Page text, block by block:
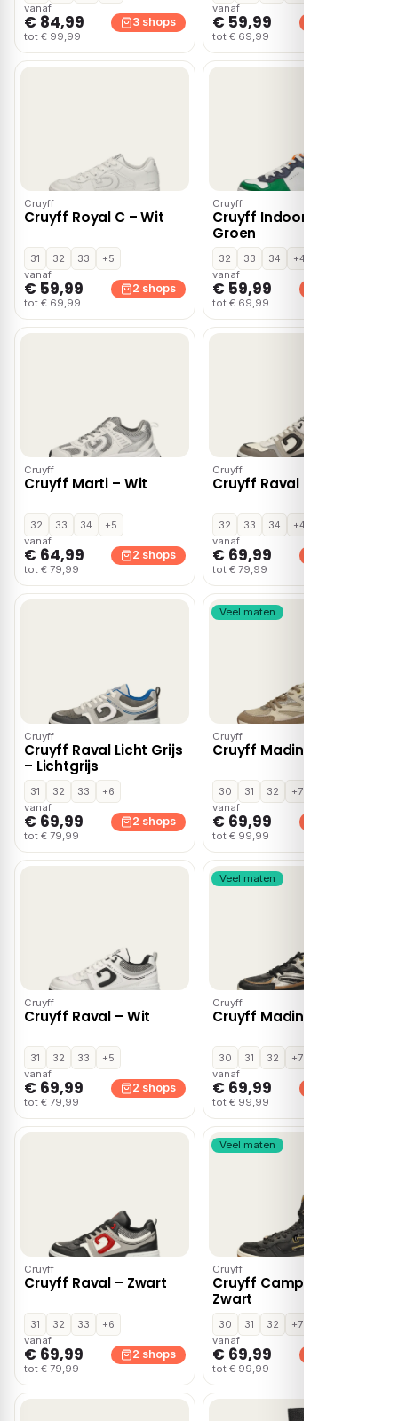
vanaf
€ 84,99
tot € 99,99
3 shops
vanaf
€ 59,99
tot € 69,99
Cruyff
Cruyff Royal C – Wit
31 32 33
+5
vanaf
€ 59,99
tot € 69,99
2 shops
Cruyff
Cruyff Indoor Royale –
Groen
32 33 34
+4
vanaf
€ 59,99
tot € 69,99
Cruyff
Cruyff Marti – Wit
32 33 34
+5
vanaf
€ 64,99
tot € 79,99
2 shops
Cruyff
Cruyff Raval – Wit
32 33 34
+4
vanaf
€ 69,99
tot € 79,99
Cruyff
Cruyff Raval Licht Grijs
– Lichtgrijs
31 32 33
+6
vanaf
€ 69,99
tot € 79,99
2 shops
Veel maten
Cruyff
Cruyff Madina – Beige
30 31 32
+7
vanaf
€ 69,99
tot € 99,99
Cruyff
Cruyff Raval – Wit
31 32 33
+5
vanaf
€ 69,99
tot € 79,99
2 shops
Veel maten
Cruyff
Cruyff Madina – Zwart
30 31 32
+7
vanaf
€ 69,99
tot € 99,99
Cruyff
Cruyff Raval – Zwart
31 32 33
+6
vanaf
€ 69,99
tot € 79,99
2 shops
Veel maten
Cruyff
Cruyff Campo High –
Zwart
30 31 32
+7
vanaf
€ 69,99
tot € 99,99